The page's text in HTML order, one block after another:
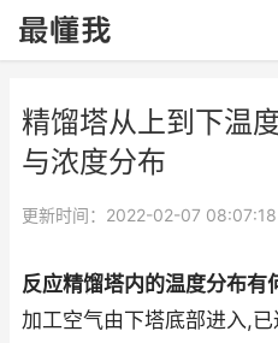
精馏塔从上到下温
与浓度分布
更新时间：2022-02-07 08:07:18
反应精馏塔内的温度分布有
加工空气由下塔底部进入,